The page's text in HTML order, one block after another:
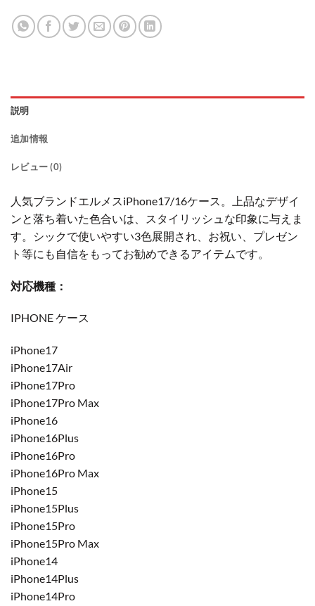
説明
追加情報
レビュー (0)
人気ブランドエルメスiPhone17/16ケース。上品なデザイ
ンと落ち着いた色合いは、スタイリッシュな印象に与えま
す。シックで使いやすい3色展開され、お祝い、プレゼン
ト等にも自信をもってお勧めできるアイテムです。
対応機種：
IPHONE ケース
iPhone17
iPhone17Air
iPhone17Pro
iPhone17Pro Max
iPhone16
iPhone16Plus
iPhone16Pro
iPhone16Pro Max
iPhone15
iPhone15Plus
iPhone15Pro
iPhone15Pro Max
iPhone14
iPhone14Plus
iPhone14Pro